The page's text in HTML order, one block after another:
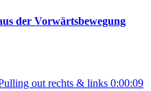
der Vorwärtsbewegung
0:00:09